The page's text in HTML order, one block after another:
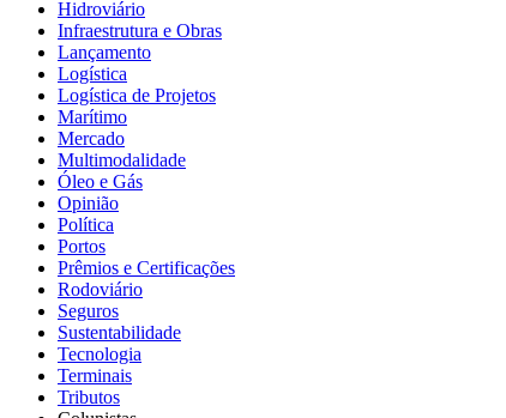
Hidroviário
Infraestrutura e Obras
Lançamento
Logística
Logística de Projetos
Marítimo
Mercado
Multimodalidade
Óleo e Gás
Opinião
Política
Portos
Prêmios e Certificações
Rodoviário
Seguros
Sustentabilidade
Tecnologia
Terminais
Tributos